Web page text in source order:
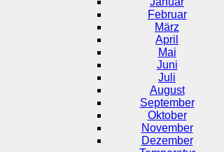
Februar
März
April
Mai
Juni
Juli
August
September
Oktober
November
Dezember